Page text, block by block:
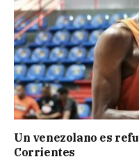
Un venezolano es
Corrientes